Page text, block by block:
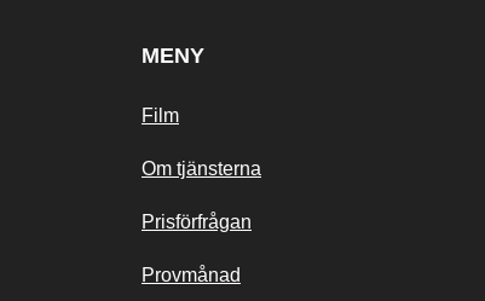
MENY
Film
Om tjänsterna
Prisförfrågan
Provmånad